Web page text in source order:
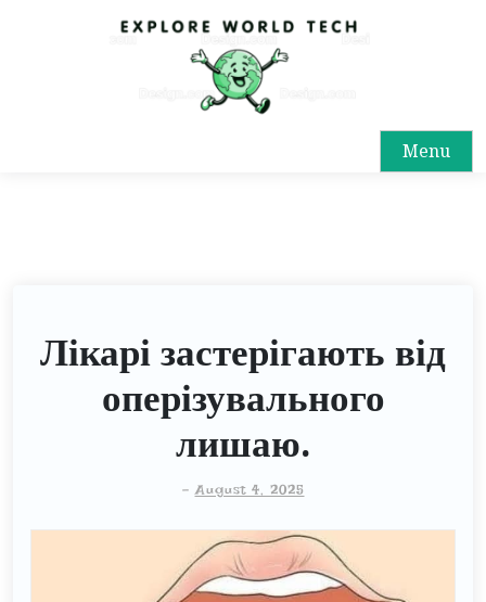
Menu
Лікарі застерігають від
оперізувального
лишаю.
-August 4, 2025